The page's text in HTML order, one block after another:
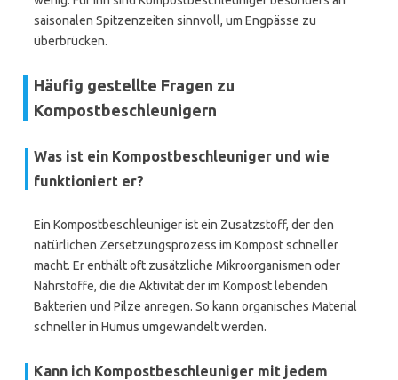
saisonalen Spitzenzeiten sinnvoll, um Engpässe zu
überbrücken.
Häufig gestellte Fragen zu
Kompostbeschleunigern
Was ist ein Kompostbeschleuniger und wie
funktioniert er?
Ein Kompostbeschleuniger ist ein Zusatzstoff, der den
natürlichen Zersetzungsprozess im Kompost schneller
macht. Er enthält oft zusätzliche Mikroorganismen oder
Nährstoffe, die die Aktivität der im Kompost lebenden
Bakterien und Pilze anregen. So kann organisches Material
schneller in Humus umgewandelt werden.
Kann ich Kompostbeschleuniger mit jedem